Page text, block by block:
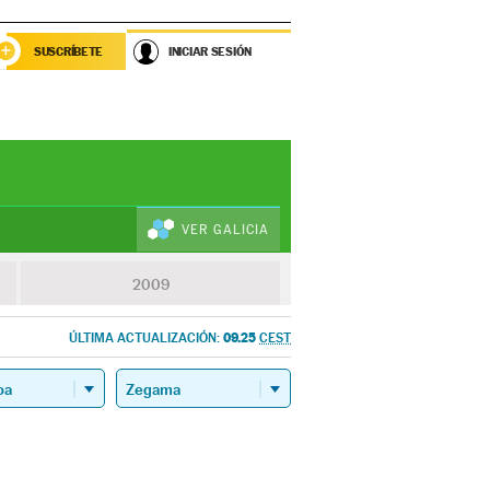
SUSCRÍBETE INICIAR SESIÓN
VER GALICIA
2009
ÚLTIMA ACTUALIZACIÓN: 09.25 CEST